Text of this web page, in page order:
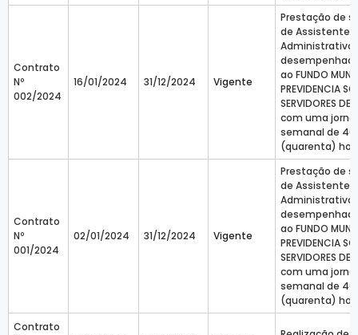
Contrato
Nº
002/2024
16/01/2024 31/12/2024 Vigente
Prestação de
de Assistente
Administrativo
ao FUNDO
PREVIDENCIA
SERVIDORES DE
com uma
semanal de 40
(quarenta)
Contrato
Nº
001/2024
02/01/2024 31/12/2024 Vigente
Prestação de
de Assistente
Administrativo
ao FUNDO
PREVIDENCIA
SERVIDORES DE
com uma
semanal de 40
(quarenta)
Contrato